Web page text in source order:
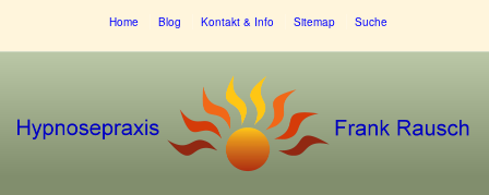
Home Blog Kontakt & Info Sitemap Suche